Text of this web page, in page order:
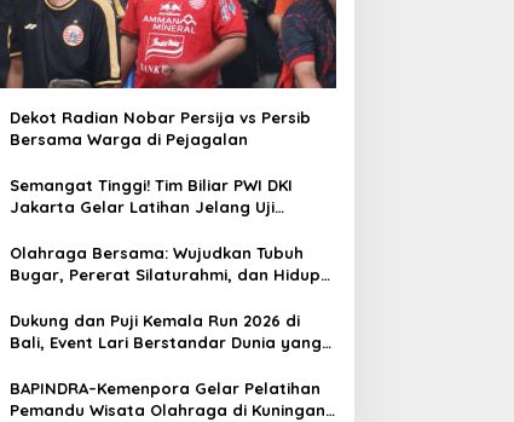
Dekot Radian Nobar Persija vs Persib
Bersama Warga di Pejagalan
Semangat Tinggi! Tim Biliar PWI DKI
Jakarta Gelar Latihan Jelang Uji
Olahraga Bersama: Wujudkan Tubuh
Bugar, Pererat Silaturahmi, dan Hidup
Dukung dan Puji Kemala Run 2026 di
Bali, Event Lari Berstandar Dunia yang
BAPINDRA–Kemenpora Gelar Pelatihan
Pemandu Wisata Olahraga di Kuningan